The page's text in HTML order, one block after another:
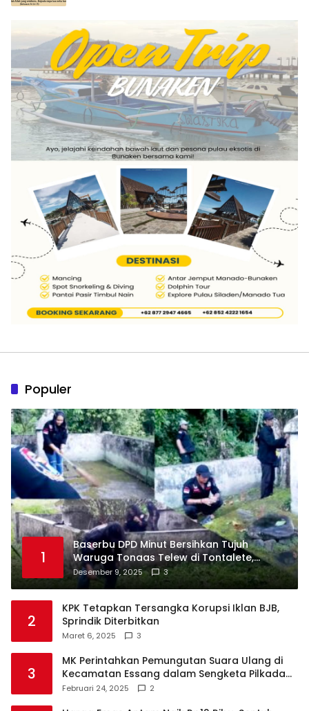
Populer
1
Baserbu DPD Minut Bersihkan Tujuh
Waruga Tonaas Telew di Tontalete,
Agenda Rutin Pelestarian Jejak Leluhur
Minahasa
Desember 9, 2025 3
2
KPK Tetapkan Tersangka Korupsi Iklan BJB,
Sprindik Diterbitkan
Maret 6, 2025 3
3
MK Perintahkan Pemungutan Suara Ulang di
Kecamatan Essang dalam Sengketa Pilkada
Talaud
Februari 24, 2025 2